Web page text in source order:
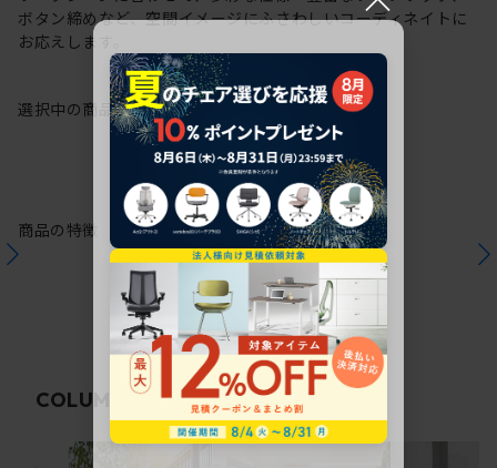
ボタン締めなど、空間イメージにふさわしいコーディネイトに
お応えします。
選択中の商品情報保証注意事項
商品の特徴
COLUMN 関連コラム